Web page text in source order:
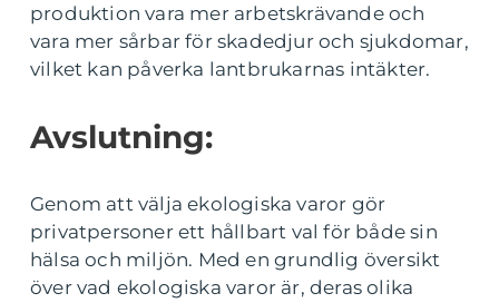
produktion vara mer arbetskrävande och
vara mer sårbar för skadedjur och sjukdomar,
vilket kan påverka lantbrukarnas intäkter.
Avslutning:
Genom att välja ekologiska varor gör
privatpersoner ett hållbart val för både sin
hälsa och miljön. Med en grundlig översikt
över vad ekologiska varor är, deras olika